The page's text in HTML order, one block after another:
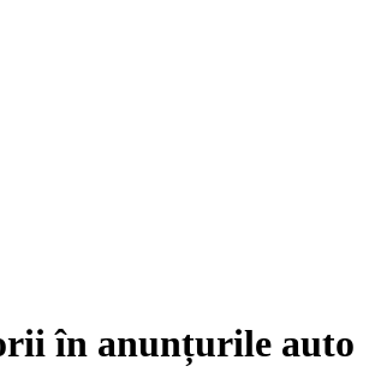
în anunțurile auto